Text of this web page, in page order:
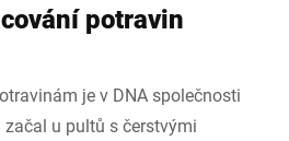
potravin
je v DNA společnosti
u pultů s čerstvými